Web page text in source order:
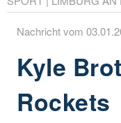
Nachricht vom
Kyle
Rockets